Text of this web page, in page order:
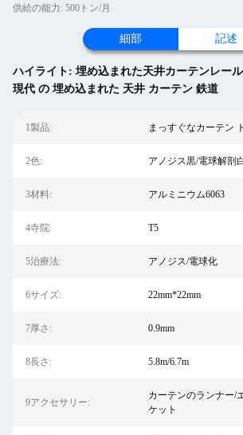
供給の能力: 500トン/月
細部 記述
ハイライト: 埋め込まれた天井カーテンレール
現代 の 埋め込まれた 天井 カーテン 鉄道
1製品: まっすぐなカーテン
2色: アノジス黒/電球解剖
3材料: アルミニウム6063
4寺院: T5
5治療法: アノジス/電球化
6サイズ: 22mm*22mm
7厚さ: 0.9mm
8長さ: 5.8m/6.7m
9アクセサリー:
カーテンのランナー/
ケット